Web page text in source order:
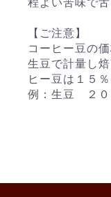
【ご注意】
コーヒー豆の
生豆で計量し
ヒー豆は１５
例：生豆 ２